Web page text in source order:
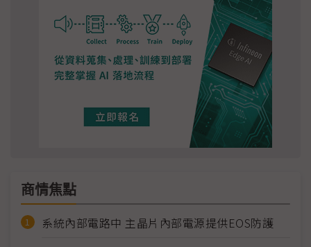
商情焦點
系統內部電路中 主晶片內部電源提供EOS防護